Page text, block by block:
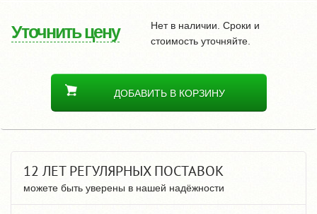
Уточнить цену
Нет в наличии. Сроки и
стоимость уточняйте.
ДОБАВИТЬ В КОРЗИНУ
12 ЛЕТ РЕГУЛЯРНЫХ ПОСТАВОК
можете быть уверены в нашей надёжности